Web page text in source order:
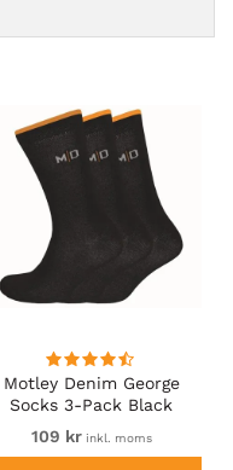
Motley Denim George
Socks 3-Pack Black
109 krinkl. moms